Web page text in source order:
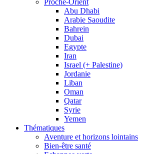
Proche-Orient
Abu Dhabi
Arabie Saoudite
Bahrein
Dubai
Egypte
Iran
Israel (+ Palestine)
Jordanie
Liban
Oman
Qatar
Syrie
Yemen
Thématiques
Aventure et horizons lointains
Bien-être santé